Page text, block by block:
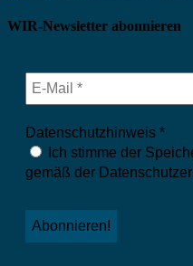
WIR-Newsletter abonnieren
Datenschutzhinweis *
Ich stimme der
gemäß der